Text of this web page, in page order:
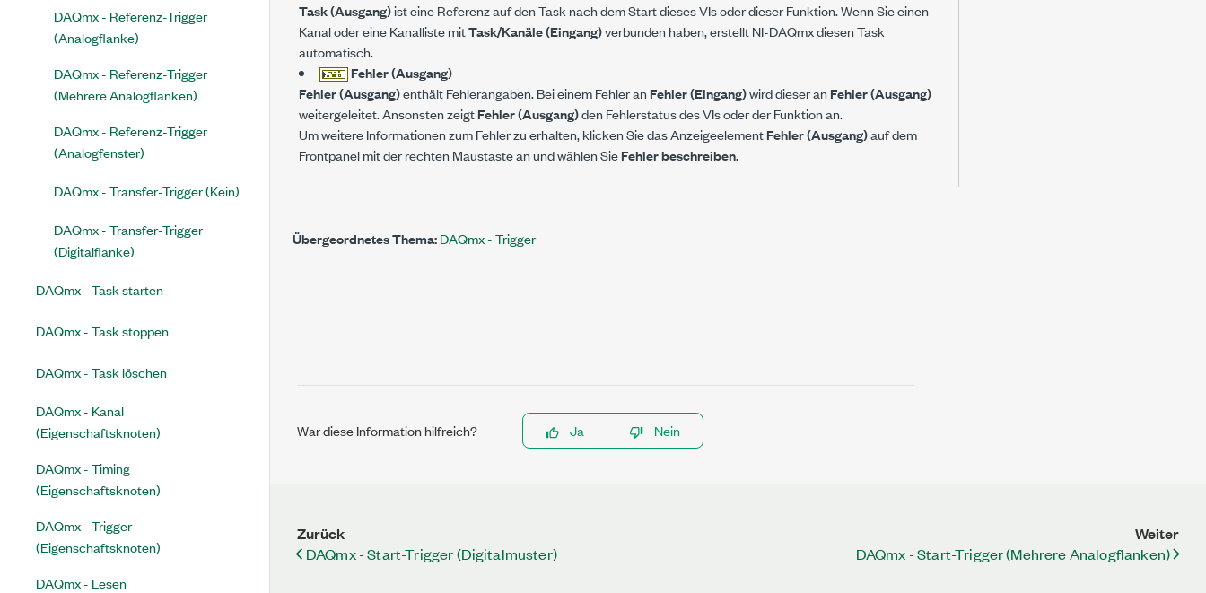
DAQmx - Referenz-Trigger
(Analogflanke)
DAQmx - Referenz-Trigger
(Mehrere Analogflanken)
DAQmx - Referenz-Trigger
(Analogfenster)
DAQmx - Transfer-Trigger (Kein)
DAQmx - Transfer-Trigger
(Digitalflanke)
DAQmx - Task starten
DAQmx - Task stoppen
DAQmx - Task löschen
DAQmx - Kanal
(Eigenschaftsknoten)
DAQmx - Timing
(Eigenschaftsknoten)
DAQmx - Trigger
(Eigenschaftsknoten)
DAQmx - Lesen
Task (Ausgang)ist eine Referenz auf den Task nach dem Start dieses VIs oder dieser Funktion. Wenn Sie einen
Kanal oder eine Kanalliste mitTask/Kanäle (Eingang)verbunden haben, erstellt NI-DAQmx diesen Task
automatisch.
Fehler (Ausgang)—
Fehler (Ausgang)enthält Fehlerangaben. Bei einem Fehler anFehler (Eingang)wird dieser anFehler (Ausgang)
weitergeleitet. Ansonsten zeigtFehler (Ausgang)den Fehlerstatus des VIs oder der Funktion an.
Um weitere Informationen zum Fehler zu erhalten, klicken Sie das AnzeigeelementFehler (Ausgang)auf dem
Frontpanel mit der rechten Maustaste an und wählen SieFehler beschreiben.
Übergeordnetes Thema:DAQmx - Trigger
War diese Information hilfreich? Ja Nein
Zurück
DAQmx - Start-Trigger (Digitalmuster)
Weiter
DAQmx - Start-Trigger (Mehrere Analogflanken)